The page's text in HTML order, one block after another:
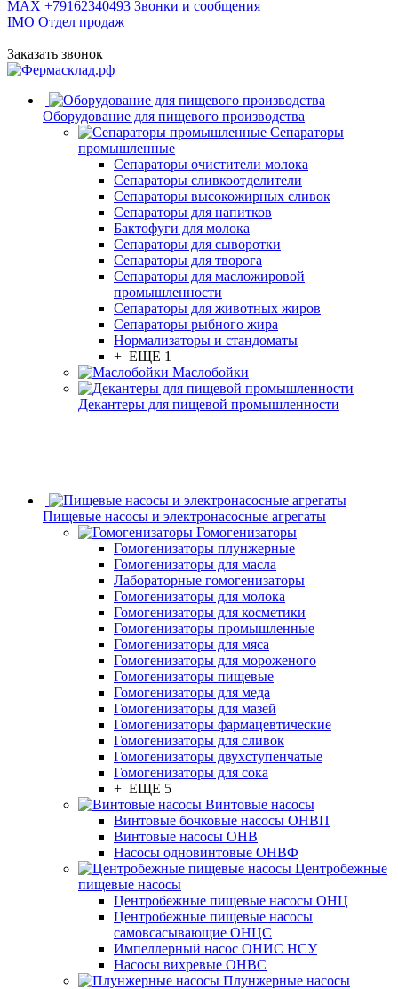
MAX +79162340493 Звонки и сообщения
IMO Отдел продаж
Заказать звонок
Оборудование для пищевого производства
Сепараторы
промышленные
Сепараторы очистители молока
Сепараторы сливкоотделители
Сепараторы высокожирных сливок
Сепараторы для напитков
Бактофуги для молока
Сепараторы для сыворотки
Сепараторы для творога
Сепараторы для масложировой
промышленности
Сепараторы для животных жиров
Сепараторы рыбного жира
Нормализаторы и стандоматы
+ ЕЩЕ 1
Маслобойки
Декантеры для пищевой промышленности
Пищевые насосы и электронасосные агрегаты
Гомогенизаторы
Гомогенизаторы плунжерные
Гомогенизаторы для масла
Лабораторные гомогенизаторы
Гомогенизаторы для молока
Гомогенизаторы для косметики
Гомогенизаторы промышленные
Гомогенизаторы для мяса
Гомогенизаторы для мороженого
Гомогенизаторы пищевые
Гомогенизаторы для меда
Гомогенизаторы для мазей
Гомогенизаторы фармацевтические
Гомогенизаторы для сливок
Гомогенизаторы двухступенчатые
Гомогенизаторы для сока
+ ЕЩЕ 5
Винтовые насосы
Винтовые бочковые насосы ОНВП
Винтовые насосы ОНВ
Насосы одновинтовые ОНВФ
Центробежные
пищевые насосы
Центробежные пищевые насосы ОНЦ
Центробежные пищевые насосы
самовсасывающие ОНЦС
Импеллерный насос ОНИС НСУ
Насосы вихревые ОНВС
Плунжерные насосы